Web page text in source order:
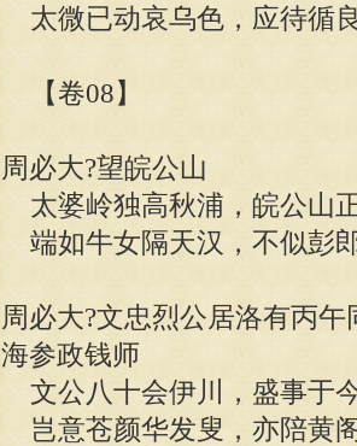
太微已动哀乌色，应待循
【卷08】
周必大?望皖公山
太婆岭独高秋浦，皖公山
端如牛女隔天汉，不似彭
周必大?文忠烈公居洛有丙
海参政钱师
文公八十会伊川，盛事于
岂意苍颜华发叟，亦陪黄